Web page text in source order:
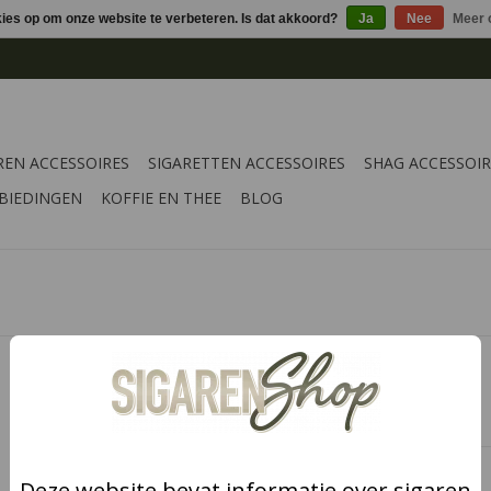
ACCESSOIRES SIGARETTEN ACCESSOIRES SHAG
KOFFIE EN THEE BLOG
€1,95
Informatie
op om onze website te verbeteren. Is dat akkoord? Ja Nee Meer